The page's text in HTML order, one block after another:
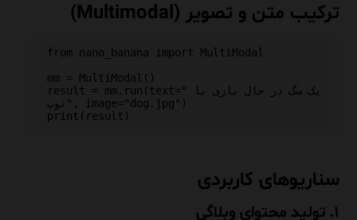
ترکیب متن و تصویر (Multimodal)
from nano_banana import MultiModal
mm = MultiModal()
result = mm.run(text="یک سگ در حال بازی با
توپ", image="dog.jpg")
سناریوهای کاربردی
۱. تولید محتوای وبلاگی